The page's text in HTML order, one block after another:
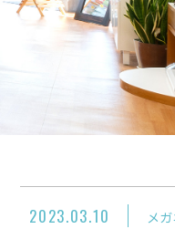
2023.03.10 メ